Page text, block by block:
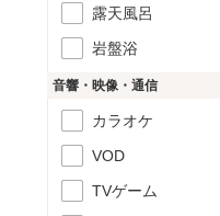
露天風呂
岩盤浴
音響・映像・通信
カラオケ
VOD
TVゲーム